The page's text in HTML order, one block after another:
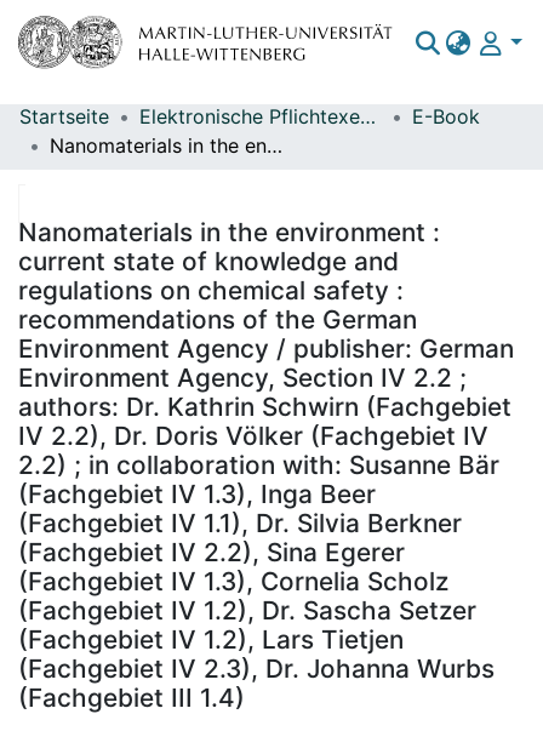
Bereiche & Sammlungen
Statistiken
Startseite Elektronische Pflichtexemplare
E-Book
Nanomaterials in the environment : current state of knowledge and regulations on chemical safety : recommendations of the German Environment Agency / publisher: German Environment Agency, Section IV 2.2 ; authors: Dr. Kathrin Schwirn (Fachgebiet IV 2.2), Dr. Doris Völker (Fachgebiet IV 2.2) ; in collaboration with: Susanne Bär (Fachgebiet IV 1.3), Inga Beer (Fachgebiet IV 1.1), Dr. Silvia Berkner (Fachgebiet IV 2.2), Sina Egerer (Fachgebiet IV 1.3), Cornelia Scholz (Fachgebiet IV 1.2), Dr. Sascha Setzer (Fachgebiet IV 1.2), Lars Tietjen (Fachgebiet IV 2.3), Dr. Johanna Wurbs (Fachgebiet III 1.4)
Nanomaterials in the environment :
current state of knowledge and
regulations on chemical safety :
recommendations of the German
Environment Agency / publisher: German
Environment Agency, Section IV 2.2 ;
authors: Dr. Kathrin Schwirn (Fachgebiet
IV 2.2), Dr. Doris Völker (Fachgebiet IV
2.2) ; in collaboration with: Susanne Bär
(Fachgebiet IV 1.3), Inga Beer
(Fachgebiet IV 1.1), Dr. Silvia Berkner
(Fachgebiet IV 2.2), Sina Egerer
(Fachgebiet IV 1.3), Cornelia Scholz
(Fachgebiet IV 1.2), Dr. Sascha Setzer
(Fachgebiet IV 1.2), Lars Tietjen
(Fachgebiet IV 2.3), Dr. Johanna Wurbs
(Fachgebiet III 1.4)